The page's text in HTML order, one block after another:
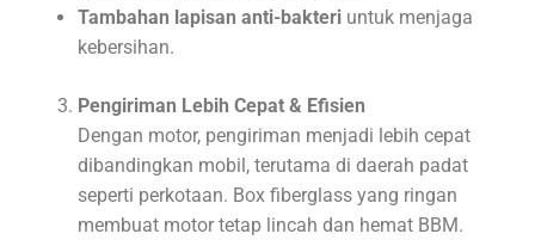
Tambahan lapisan anti-bakteri untuk menjaga
kebersihan.
Pengiriman Lebih Cepat & Efisien
Dengan motor, pengiriman menjadi lebih cepat
dibandingkan mobil, terutama di daerah padat
seperti perkotaan. Box fiberglass yang ringan
membuat motor tetap lincah dan hemat BBM.